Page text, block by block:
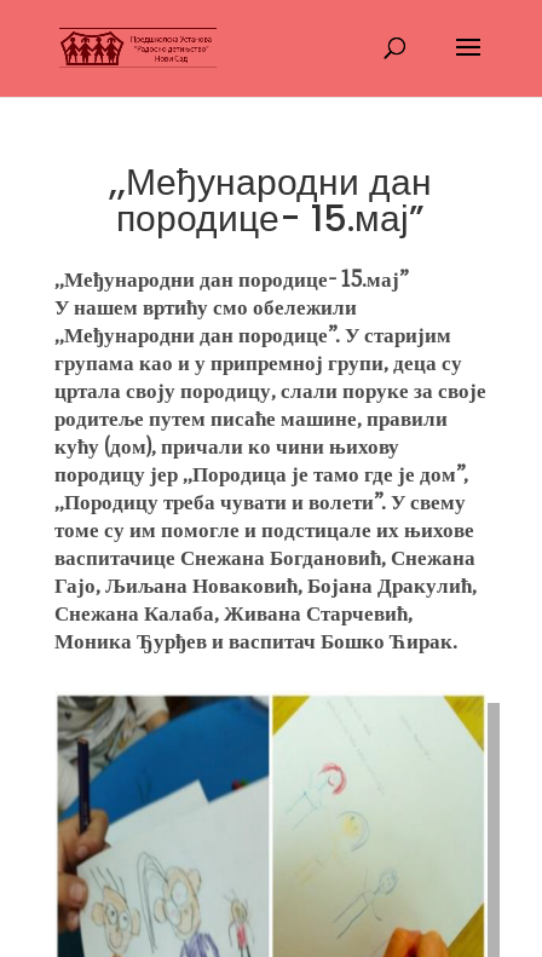
,,Међународни дан
породице- 15.мај”
,,Међународни дан породице- 15.мај”
У нашем вртићу смо обележили
,,Међународни дан породице”. У старијим
групама као и у припремној групи, деца су
цртала своју породицу, слали поруке за своје
родитеље путем писаће машине, правили
кућу (дом), причали ко чини њихову
породицу јер ,,Породица је тамо где је дом”,
,,Породицу треба чувати и волети”. У свему
томе су им помогле и подстицале их њихове
васпитачице Снежана Богдановић, Снежана
Гајо, Љиљана Новаковић, Бојана Дракулић,
Снежана Калаба, Живана Старчевић,
Моника Ђурђев и васпитач Бошко Ћирак.